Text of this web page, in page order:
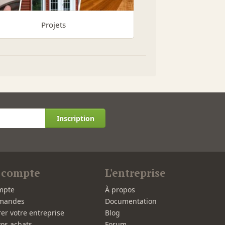
Projets
Inscription
votre entreprise
L'entreprise
À propos
Documentation
Blog